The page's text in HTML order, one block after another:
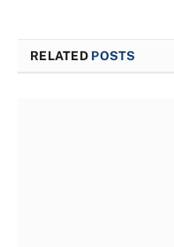
RELATED POSTS